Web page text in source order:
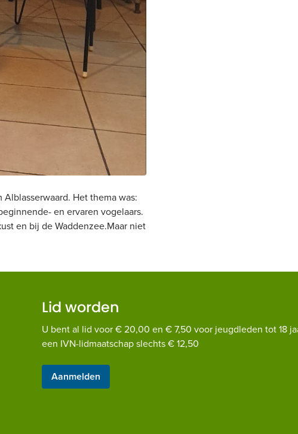
Het thema was:
en ervaren vogelaars.
en bij de Waddenzee.Maar niet
Lid worden
U bent al lid voor € 20,00 en € 7,50 voor jeugdleden tot 18
een IVN-lidmaatschap slechts € 12,50
Aanmelden